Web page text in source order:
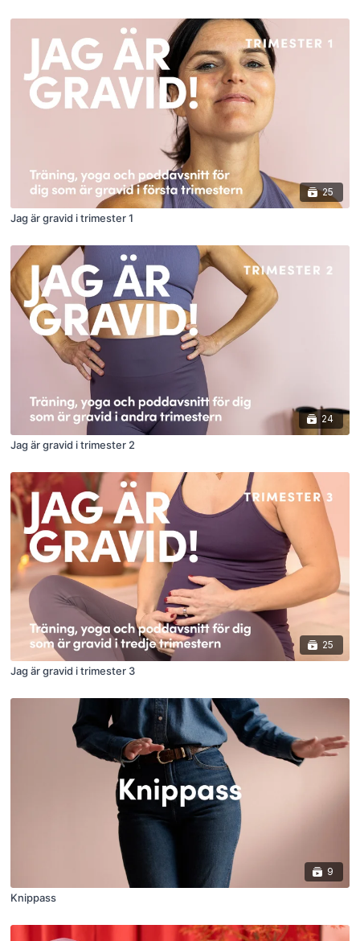
25
Jag är gravid i trimester 1
24
Jag är gravid i trimester 2
25
Jag är gravid i trimester 3
9
Knippass